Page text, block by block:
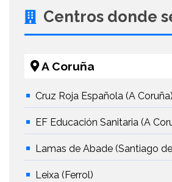
Centros donde
A Coruña
Cruz Roja Española (A Coruña)
EF Educación Sanitaria (A
Lamas de Abade (Santiago
Leixa (Ferrol)